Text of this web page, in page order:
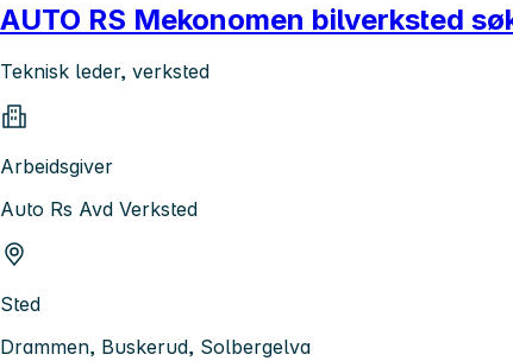
AUTO RS Mekonomen bilverksted
Teknisk leder, verksted
Arbeidsgiver
Auto Rs Avd Verksted
Sted
Drammen, Buskerud, Solbergelva